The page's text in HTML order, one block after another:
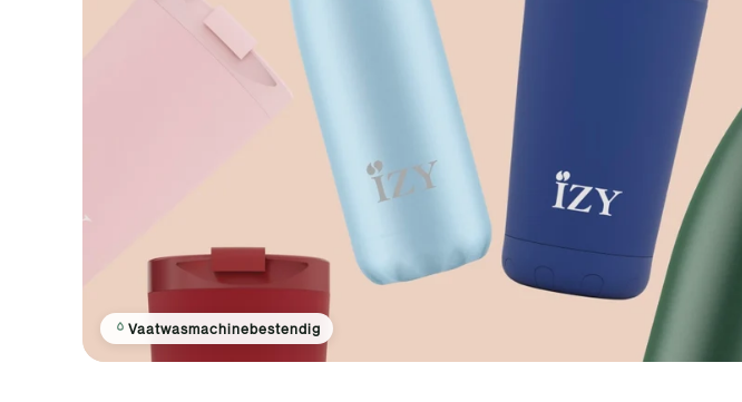
Vaatwasmachinebestendig